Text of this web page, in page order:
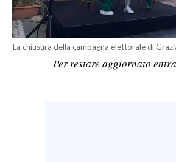
VOLLEY
MOTORI
TENNIS
ALTRI SPORT
La chiusura della campagna elettorale di
Per restare aggiornato